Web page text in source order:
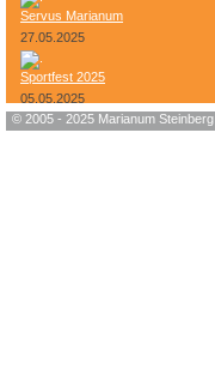
Servus Marianum
27.05.2025
Sportfest 2025
05.05.2025
© 2005 - 2025 Marianum Steinberg